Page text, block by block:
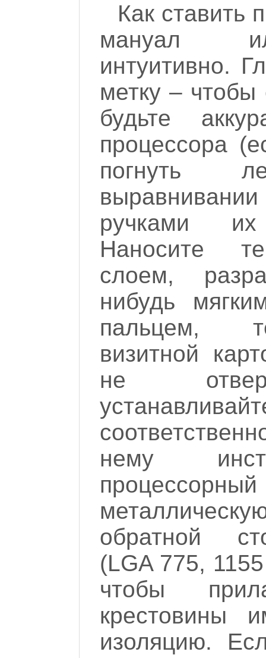
Как ставить
мануал
интуитивно.
метку –
будьте
процессора
погнуть
ручками
Наносите
слоем,
нибудь
пальцем,
визитной
не
нему
обратной
(LGA 775,
чтобы
крестовины
изоляцию.